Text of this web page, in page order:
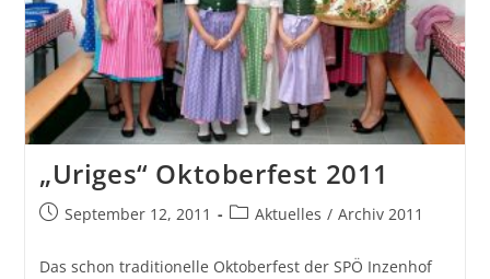
„Uriges“ Oktoberfest 2011
September 12, 2011 Aktuelles / Archiv 2011
Das schon traditionelle Oktoberfest der SPÖ Inzenhof